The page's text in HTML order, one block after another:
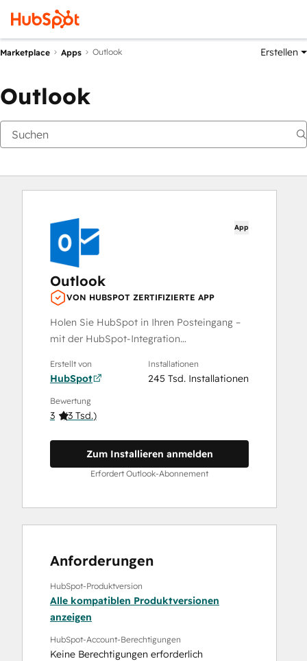
Marketplace Apps Outlook Erstellen
Outlook
App
Outlook
VON HUBSPOT ZERTIFIZIERTE APP
Holen Sie HubSpot in Ihren Posteingang –
mit der HubSpot-Integration…
Erstellt von
HubSpot
Installationen
245 Tsd. Installationen
Bewertung
3 (3 Tsd.)
Zum Installieren anmelden
Erfordert Outlook-Abonnement
Anforderungen
HubSpot-Produktversion
Alle kompatiblen Produktversionen
anzeigen
HubSpot-Account-Berechtigungen
Keine Berechtigungen erforderlich